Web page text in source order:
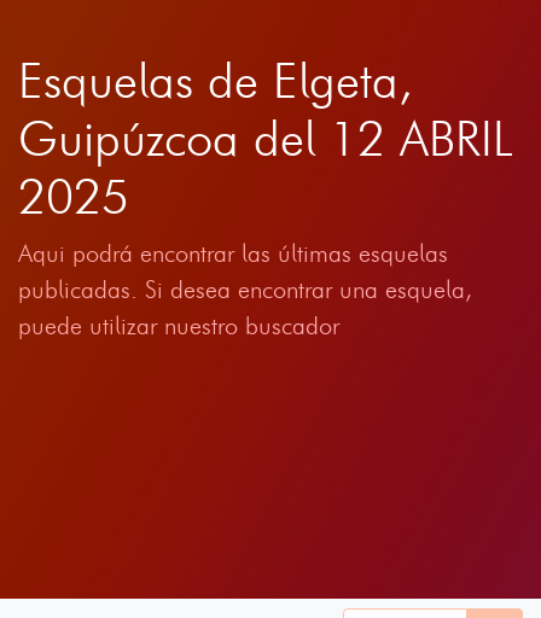
Esquelas de Elgeta,
Guipúzcoa del 12 ABRIL
2025
Aqui podrá encontrar las últimas esquelas
publicadas. Si desea encontrar una esquela,
puede utilizar nuestro buscador